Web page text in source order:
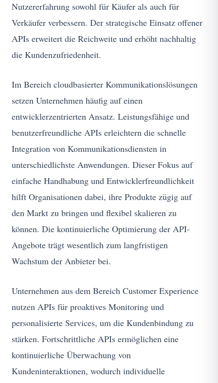
Nutzererfahrung sowohl für Käufer als auch für
Verkäufer verbessern. Der strategische Einsatz offener
APIs erweitert die Reichweite und erhöht nachhaltig
die Kundenzufriedenheit.
Im Bereich cloudbasierter Kommunikationslösungen
setzen Unternehmen häufig auf einen
entwicklerzentrierten Ansatz. Leistungsfähige und
benutzerfreundliche APIs erleichtern die schnelle
Integration von Kommunikationsdiensten in
unterschiedlichste Anwendungen. Dieser Fokus auf
einfache Handhabung und Entwicklerfreundlichkeit
hilft Organisationen dabei, ihre Produkte zügig auf
den Markt zu bringen und flexibel skalieren zu
können. Die kontinuierliche Optimierung der API-
Angebote trägt wesentlich zum langfristigen
Wachstum der Anbieter bei.
Unternehmen aus dem Bereich Customer Experience
nutzen APIs für proaktives Monitoring und
personalisierte Services, um die Kundenbindung zu
stärken. Fortschrittliche APIs ermöglichen eine
kontinuierliche Überwachung von
Kundeninteraktionen, wodurch individuelle